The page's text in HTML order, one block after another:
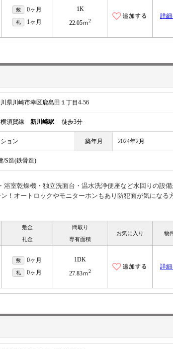
敷 0ヶ月
礼 1ヶ月
1K
22.05ｍ2
詳細
県川崎市幸区鹿島田１丁目4-56
横須賀線 新川崎駅 徒歩3分
ョン 築年月 2024年2月
/S造(鉄骨造)
室乾燥機・独立洗面台・温水洗浄便座など水回りの設
！オートロックやモニターホンもあり防犯面が気になる
敷金
礼金
間取り
専有面積
お気に入り 物
敷 0ヶ月
礼 0ヶ月
1DK
27.83ｍ2
詳細